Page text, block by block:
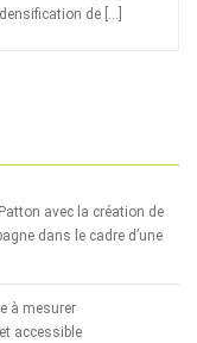
de […]
avec la création de
dans le cadre d’une
à mesurer
accessible